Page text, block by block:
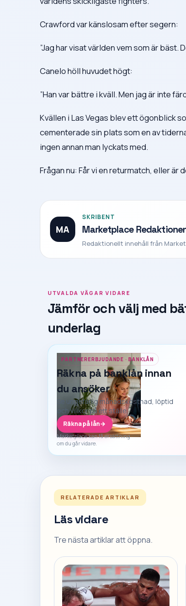
Crawford var känslosam efter segern:
”Jag har visat världen vem som är bäst.
Canelo höll huvudet högt:
”Han var bättre i kväll. Men jag är inte
Kvällen i Las Vegas blev ett ögonblick
cementerade sin plats som en av
ingen annan man lyckats med.
Frågan nu: Får vi en returmatch, eller
MA
SKRIBENT
Marketplace
Redaktionellt innehåll från
UTVALDA VÄGAR VIDARE
Jämför och välj med
underlag
PARTNERERBJUDANDE · BANKLÅN
Räkna på banklån innan
du ansöker
Se ungefärlig månadskostnad, löptid
och villkor på ett ställe.
Räkna på lån→
Marketplace kan få ersättning
om du går vidare.
RELATERADE ARTIKLAR
Läs vidare
Tre nästa artiklar att öppna.